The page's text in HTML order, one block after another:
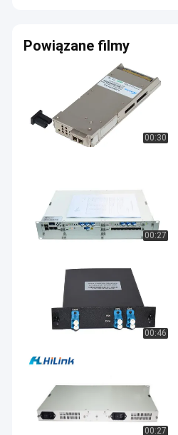
Powiązane filmy
00:30
00:27
00:46
00:27